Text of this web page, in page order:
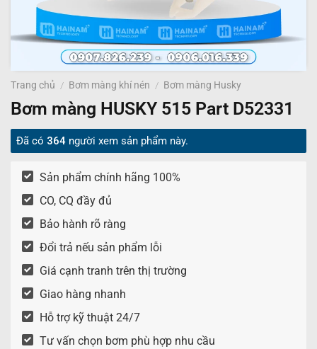
Trang chủ / Bơm màng khí nén / Bơm màng Husky
Bơm màng HUSKY 515 Part D52331
Đã có 364 người xem sản phẩm này.
Sản phẩm chính hãng 100%
CO, CQ đầy đủ
Bảo hành rõ ràng
Đổi trả nếu sản phẩm lỗi
Giá cạnh tranh trên thị trường
Giao hàng nhanh
Hỗ trợ kỹ thuật 24/7
Tư vấn chọn bơm phù hợp nhu cầu